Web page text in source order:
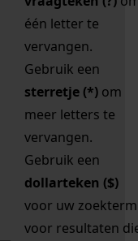
één letter te
vervangen.
Gebruik een
sterretje (*) om
meer letters te
vervangen.
Gebruik een
dollarteken ($)
voor uw zoekterm
voor resultaten